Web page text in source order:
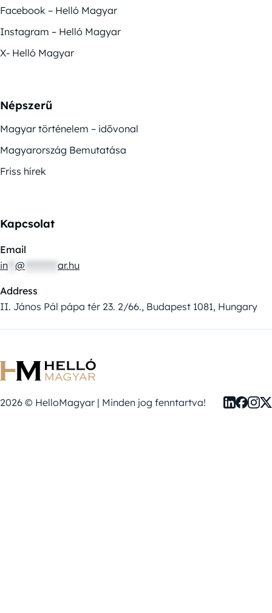
Facebook – Helló Magyar
Instagram – Helló Magyar
X- Helló Magyar
Népszerű
Magyar történelem – idővonal
Magyarország Bemutatása
Friss hírek
Kapcsolat
Email
in @ ar.hu
Address
II. János Pál pápa tér 23. 2/66., Budapest 1081, Hungary
2026 © HelloMagyar | Minden jog fenntartva!